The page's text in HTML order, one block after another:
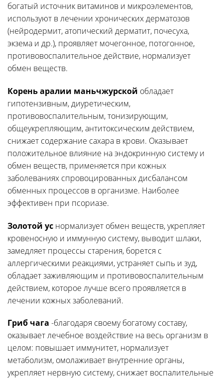
богатый источник витаминов и микроэлементов,
используют в лечении хронических дерматозов
(нейродермит, атопический дерматит, почесуха,
экзема и др.), проявляет мочегонное, потогонное,
противовоспалительное действие, нормализует
обмен веществ.
Корень аралии маньчжурской обладает
гипотензивным, диуретическим,
противовоспалительным, тонизирующим,
общеукрепляющим, антитоксическим действием,
снижает содержание сахара в крови. Оказывает
положительное влияние на эндокринную систему и
обмен веществ, применяется при кожных
заболеваниях спровоцированных дисбалансом
обменных процессов в организме. Наиболее
эффективен при псориазе.
Золотой ус нормализует обмен веществ, укрепляет
кровеносную и иммунную систему, выводит шлаки,
замедляет процессы старения, борется с
аллергическими реакциями, устраняет сыпь и зуд,
обладает заживляющим и противовоспалительным
действием, которое лучше всего проявляется в
лечении кожных заболеваний.
Гриб чага -благодаря своему богатому составу,
оказывает лечебное воздействие на весь организм в
целом: повышает иммунитет, нормализует
метаболизм, омолаживает внутренние органы,
укрепляет нервную систему, снижает воспалительные